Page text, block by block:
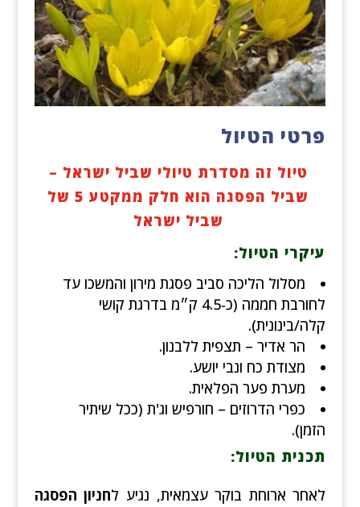
פרטי הטיול
טיול זה מסדרת טיולי שביל ישראל –
שביל הפסגה הוא חלק ממקטע 5 של
שביל ישראל
עיקרי הטיול:
מסלול הליכה סביב פסגת מירון והמשכו עד
לחורבת חממה (כ-4.5 ק״מ בדרגת קושי
קלה/בינונית).
הר אדיר – תצפית ללבנון.
מצודת כח ונבי יושע.
מערת פער הפלאית.
כפרי הדרוזים – חורפיש וג'ת (ככל שיתיר
הזמן).
תכנית הטיול:
לאחר ארוחת בוקר עצמאית, נגיע לחניון הפסגה